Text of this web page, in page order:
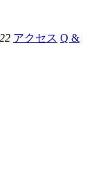
アクセス Q &